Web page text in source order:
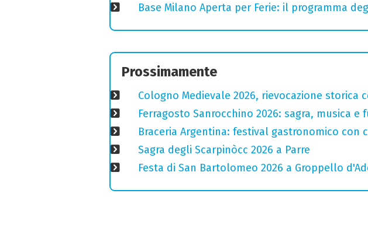
Base Milano Aperta per Ferie: il programma
Prossimamente
Cologno Medievale 2026, rievocazione
Ferragosto Sanrocchino 2026: sagra, musica e
Braceria Argentina: festival gastronomico con
Sagra degli Scarpinòcc 2026 a Parre
Festa di San Bartolomeo 2026 a Groppello